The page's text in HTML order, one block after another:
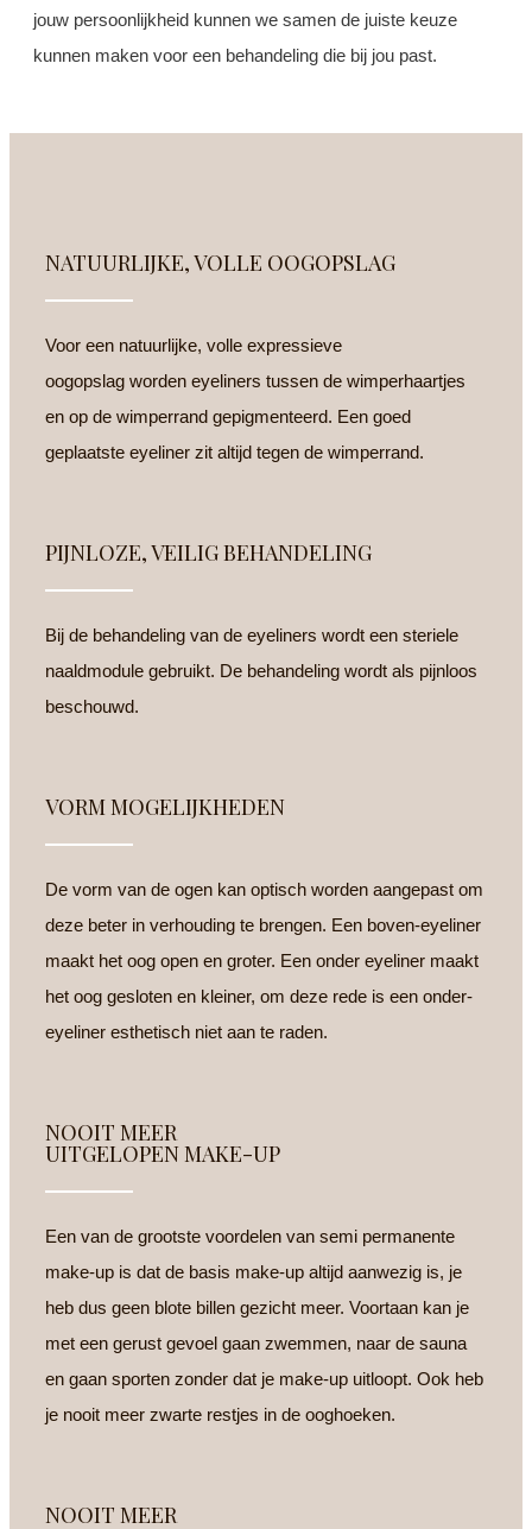
jouw persoonlijkheid kunnen we samen de juiste keuze
kunnen maken voor een behandeling die bij jou past.
NATUURLIJKE, VOLLE OOGOPSLAG
Voor een natuurlijke, volle expressieve
oogopslag worden eyeliners tussen de wimperhaartjes
en op de wimperrand gepigmenteerd. Een goed
geplaatste eyeliner zit altijd tegen de wimperrand.
PIJNLOZE, VEILIG BEHANDELING
Bij de behandeling van de eyeliners wordt een steriele
naaldmodule gebruikt. De behandeling wordt als pijnloos
beschouwd.
VORM MOGELIJKHEDEN
De vorm van de ogen kan optisch worden aangepast om
deze beter in verhouding te brengen. Een boven-eyeliner
maakt het oog open en groter. Een onder eyeliner maakt
het oog gesloten en kleiner, om deze rede is een onder-
eyeliner esthetisch niet aan te raden.
NOOIT MEER
UITGELOPEN MAKE-UP
Een van de grootste voordelen van semi permanente
make-up is dat de basis make-up altijd aanwezig is, je
heb dus geen blote billen gezicht meer. Voortaan kan je
met een gerust gevoel gaan zwemmen, naar de sauna
en gaan sporten zonder dat je make-up uitloopt. Ook heb
je nooit meer zwarte restjes in de ooghoeken.
NOOIT MEER